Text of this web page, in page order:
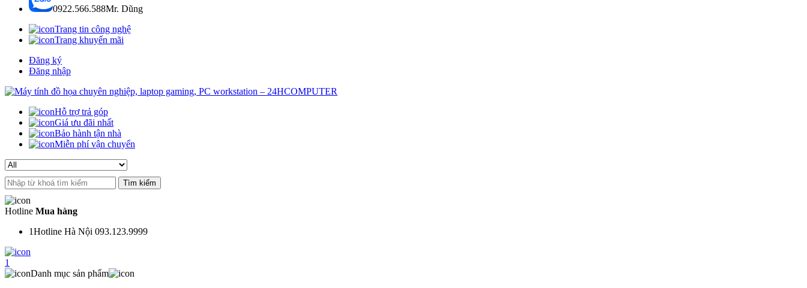
0922.566.588Mr. Dũng
Trang tin công nghệ
Trang khuyến mãi
Đăng ký
Đăng nhập
Hỗ trợ trả góp
Giá ưu đãi nhất
Bảo hành tận nhà
Miễn phí vận chuyển
Search
for:
Hotline Mua hàng
1Hotline Hà Nội 093.123.9999
1
Danh mục sản phẩm